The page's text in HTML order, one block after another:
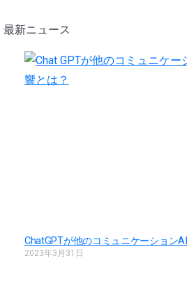
最新ニュース
ChatGPTが他のコミュニケーション
2023年3月31日